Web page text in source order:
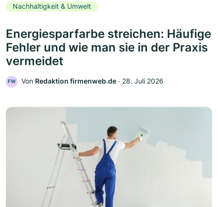
Nachhaltigkeit & Umwelt
Energiesparfarbe streichen: Häufige
Fehler und wie man sie in der Praxis
vermeidet
FW Von Redaktion firmenweb.de ‧ 28. Juli 2026